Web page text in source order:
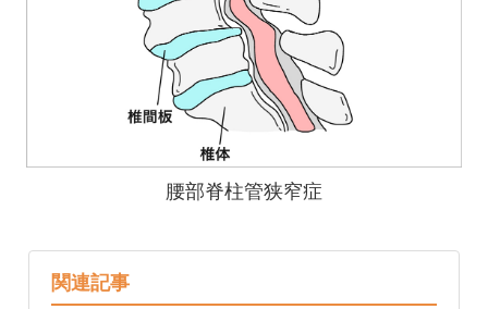
腰部脊柱管狭窄症
関連記事